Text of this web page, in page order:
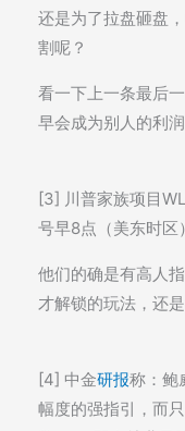
还是为了拉盘砸盘
割呢？
看一下上一条最后
早会成为别人的利润
[3] 川普家族项目
号早8点（美东时区）
他们的确是有高人
才解锁的玩法，还
[4] 中金研报称：鲍
幅度的强指引，而